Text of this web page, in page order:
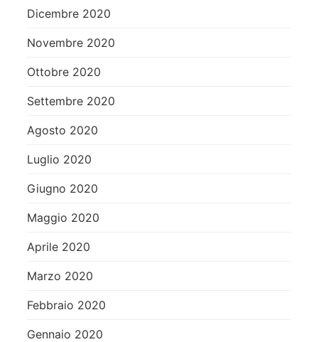
Dicembre 2020
Novembre 2020
Ottobre 2020
Settembre 2020
Agosto 2020
Luglio 2020
Giugno 2020
Maggio 2020
Aprile 2020
Marzo 2020
Febbraio 2020
Gennaio 2020